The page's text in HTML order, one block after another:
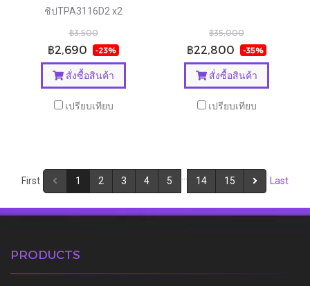
ชิปTPA3116D2 x2
฿3,500
฿2,690 -23%
สั่งซื้อสินค้า
เปรียบเทียบ
฿35,000
฿22,800 -35%
สั่งซื้อสินค้า
เปรียบเทียบ
First 1 2 3 4 5 14 15 Last
PRODUCTS